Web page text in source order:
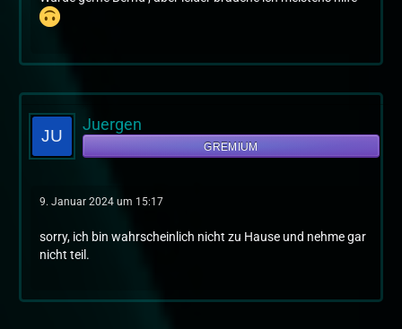
Juergen
GREMIUM
9. Januar 2024 um 15:17
sorry, ich bin wahrscheinlich nicht zu Hause und nehme gar
nicht teil.